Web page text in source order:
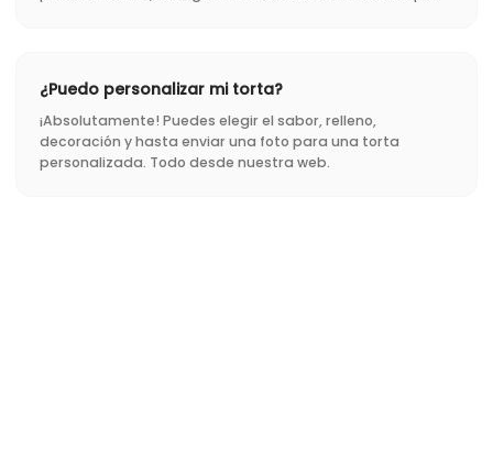
¿Puedo personalizar mi torta?
¡Absolutamente! Puedes elegir el sabor, relleno,
decoración y hasta enviar una foto para una torta
personalizada. Todo desde nuestra web.